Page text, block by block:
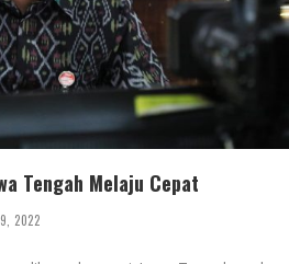
Tengah Melaju Cepat
2022